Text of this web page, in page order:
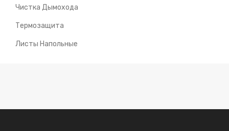
Чистка Дымохода
Термозащита
Листы Напольные